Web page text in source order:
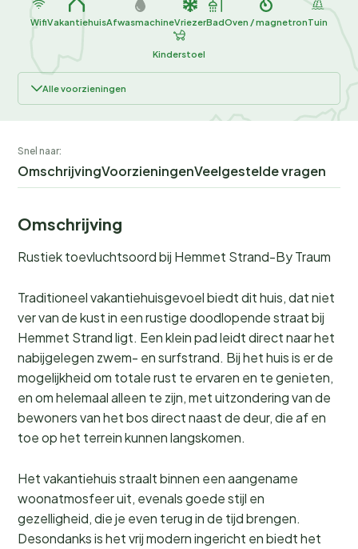
WifiVakantiehuisAfwasmachineVriezerBadOven / magnetronTuin
Kinderstoel
Alle voorzieningen
Snel naar:
OmschrijvingVoorzieningenVeelgestelde vragen
Omschrijving
Rustiek toevluchtsoord bij Hemmet Strand-By Traum
Traditioneel vakantiehuisgevoel biedt dit huis, dat niet
ver van de kust in een rustige doodlopende straat bij
Hemmet Strand ligt. Een klein pad leidt direct naar het
nabijgelegen zwem- en surfstrand. Bij het huis is er de
mogelijkheid om totale rust te ervaren en te genieten,
en om helemaal alleen te zijn, met uitzondering van de
bewoners van het bos direct naast de deur, die af en
toe op het terrein kunnen langskomen.
Het vakantiehuis straalt binnen een aangename
woonatmosfeer uit, evenals goede stijl en
gezelligheid, die je even terug in de tijd brengen.
Desondanks is het vrij modern ingericht en biedt het